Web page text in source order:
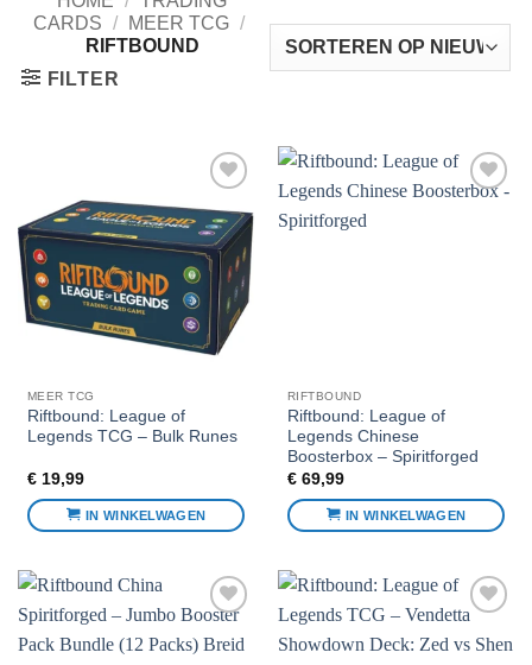
CARDS
/ MEER TCG /
RIFTBOUND
FILTER
Voeg toe
aan
favorieten
MEER TCG
Riftbound: League of
Legends TCG – Bulk Runes
€19,99
IN WINKELWAGEN
RIFTBOUND
Riftbound: League of
Legends Chinese
Boosterbox – Spiritforged
€69,99
IN WINKELWAGEN
aan
aan